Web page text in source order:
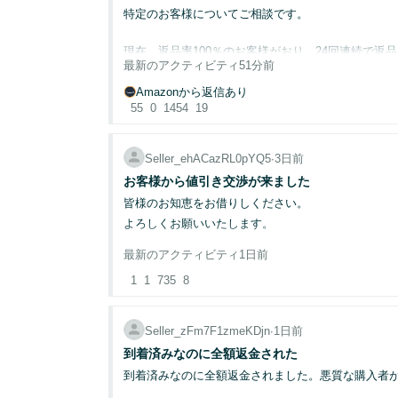
上記のプロンプトを試してください（自由に
このスレッドに返信して、何を試したか、何
結果を見せてくれませんか？画像アイコン（📷）を
回答受付期間：08/17まで。当選者にはセラーセン
ください。
特定のお客様についてご相談です。
現在、返品率100％のお客様がおり、24回連続で返品
過去に2回ほどサポートへ相談し、「調査します」と
その後、約5か月経過した現在も状況は変わらず、特
また、まとめ買いではなく、1回購入しては返品とい
同じASINを8～10回近く購入・返品された商品も複
さらに、返品のたびに同じような内容の「非常に悪
出品停止になってしまった商品もありました。
そのため、同じ商品を５回程度返品された時点で、
返信は返ってきませんでしたが、その後約2か月間は
しかし、数日前からまた返品が再開しています。
ここまで同じ商品を何度も購入・返品される方は初
最新のアクティビティ51分前
Amazonから返信あり
55 0 1454 19
Seller_ehACazRL0pYQ5∙3日前
お客様から値引き交渉が来ました
皆様のお知恵をお借りしください。
よろしくお願いいたします。
購入予定のお客様より商品ページから10点のまとめ
★フリマサイトではないこと
★他のお客様が購入されても同じものを在庫補充はで
★Amazonのポリシーで特定のお客様のために商品ペ
10年以上Amazonで販売していて2、3回の値引き交
最新のアクティビティ 1日前
1
1 735 8
Seller_zFm7F1zmeKDjn∙1日前
到着済みなのに全額返金された
到着済みなのに全額返金されました。悪質な購入者が